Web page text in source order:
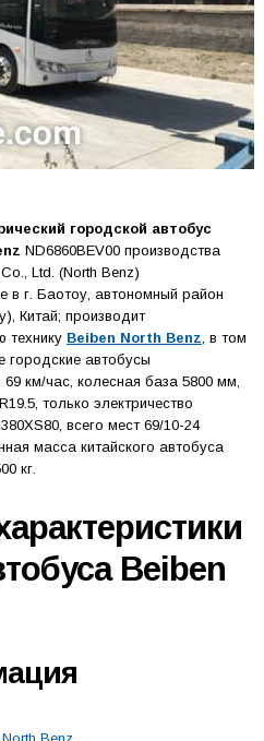
городской автобус
ND6860BEV00 производства
Ltd. (North Benz)
в г. Баотоу, автономный район
Китай; производит
технику Beiben North Benz, в том
городские автобусы
км/час, колесная база 5800 мм,
только электричество
всего мест 69/10-24
масса китайского автобуса
кг.
Beiben